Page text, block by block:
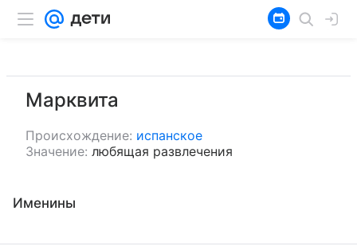
Марквита
Происхождение: испанское
Значение: любящая развлечения
Именины